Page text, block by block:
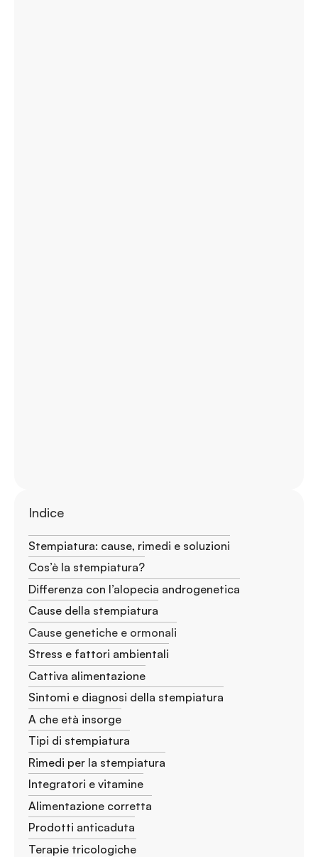
Indice
Stempiatura: cause, rimedi e soluzioni
Cos’è la stempiatura?
Differenza con l’alopecia androgenetica
Cause della stempiatura
Cause genetiche e ormonali
Stress e fattori ambientali
Cattiva alimentazione
Sintomi e diagnosi della stempiatura
A che età insorge
Tipi di stempiatura
Rimedi per la stempiatura
Integratori e vitamine
Alimentazione corretta
Prodotti anticaduta
Terapie tricologiche